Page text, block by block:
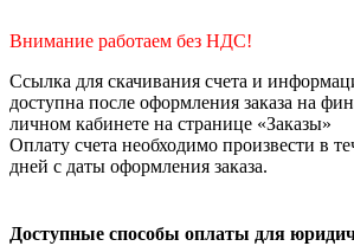
Внимание работаем без НДС!
Ссылка для скачивания счета и
доступна после оформления заказа на
личном кабинете на странице «Заказы»
Оплату счета необходимо произвести в
дней с даты оформления заказа.
Доступные способы оплаты для